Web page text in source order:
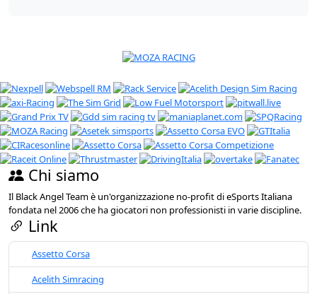
Chi siamo
Il Black Angel Team è un'organizzazione no-profit di eSports Italiana
fondata nel 2006 che ha giocatori non professionisti in varie discipline.
Link
Assetto Corsa
Acelith Simracing